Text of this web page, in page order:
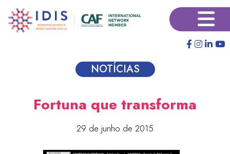
para
×
NOTÍCIAS
Fortuna que transforma
29 de junho de 2015